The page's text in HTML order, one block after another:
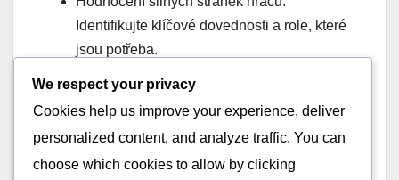
Identifikujte klíčové dovednosti a role, které
jsou potřeba.
Adaptabilita: Buďte připraveni přizpůsobit
formace na základě soupeřů a herních
situací.
We respect your privacy
Cookies help us improve your experience, deliver
personalized content, and analyze traffic. You can
choose which cookies to allow by clicking